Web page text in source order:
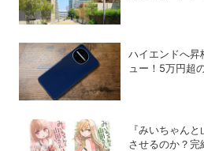
ハイエンドへ昇
ュー！5万円超
『みいちゃん
させるのか？完